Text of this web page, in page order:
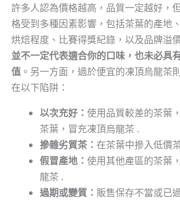
許多人認為價格越高，品質一定越好，
格受到多種因素影響，包括茶葉的產地
烘焙程度、比賽得獎紀錄，以及品牌溢
並不一定代表適合你的口味，也未必具
值。另一方面，過於便宜的凍頂烏龍茶
在以下陷阱：
以次充好： 使用品質較差的茶葉
茶葉，冒充凍頂烏龍茶 .
摻雜劣質茶： 在茶葉中摻入低價
假冒產地： 使用其他產區的茶葉
龍茶 .
過期或變質： 販售保存不當或已